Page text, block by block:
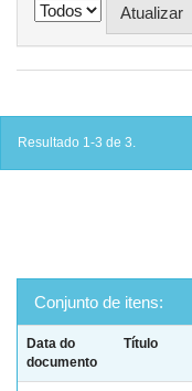
Resultado 1-3 de 3.
Conjunto de itens:
Data do
documento
Título